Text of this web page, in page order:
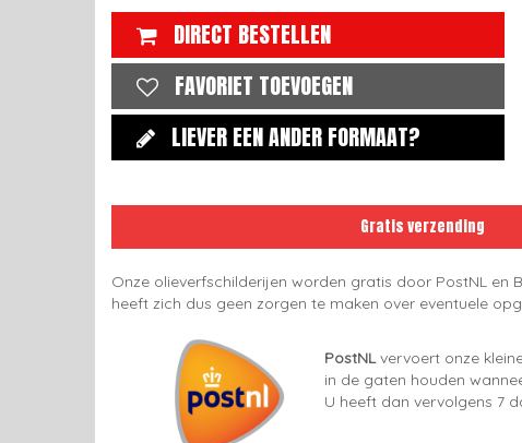
DIRECT BESTELLEN
FAVORIET TOEVOEGEN
LIEVER EEN ANDER FORMAAT?
Gratis verzending
Onze olieverfschilderijen worden gratis door PostNL en
heeft zich dus geen zorgen te maken over eventuele
PostNLvervoert onze
in de gaten houden
U heeft dan vervolgens 7